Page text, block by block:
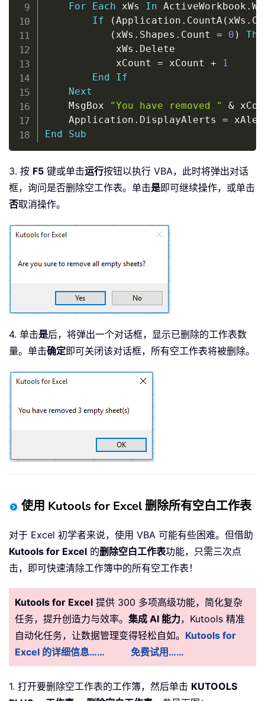
For
Each xWs In ActiveWorkbook .
If
(Application . CountA( xWs .
( xWs . Shapes . Count = 0 )
            xWs
. Delete
            xCount
= xCount +
1
End
If
Next
    MsgBox
"You have removed " &
    Application
. DisplayAlerts =
End
Sub
3. 按 F5 键或单击运行按钮以执行 VBA，此时将弹出对话
框，询问是否删除空工作表。单击是即可继续操作，或单击
否取消操作。
4. 单击是后，将弹出一个对话框，显示已删除的工作表数
量。单击确定即可关闭该对话框，所有空工作表将被删除。
使用 Kutools for Excel 删除所有空白工作表
对于 Excel 初学者来说，使用 VBA 可能有些困难。但借助
Kutools for Excel 的删除空白工作表功能，只需三次点
击，即可快速清除工作簿中的所有空工作表！
Kutools for Excel 提供 300 多项高级功能，简化复杂
任务，提升创造力与效率。 集成 AI 能力，Kutools 精准
自动化任务，让数据管理变得轻松自如。 Kutools for
Excel 的详细信息……
免费试用……
1. 打开要删除空工作表的工作簿，然后单击 KUTOOLS